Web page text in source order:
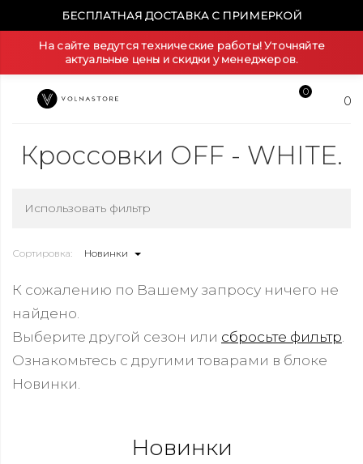
БЕСПЛАТНАЯ ДОСТАВКА С ПРИМЕРКОЙ
На сайте ведутся технические работы! Уточняйте
актуальные цены и скидки у менеджеров.
0
0
Кроссовки OFF - WHITE.
Использовать фильтр
Сортировка: Новинки
К сожалению по Вашему запросу ничего не
найдено.
Выберите другой сезон или сбросьте фильтр
Ознакомьтесь с другими товарами в блоке
Новинки.
Новинки